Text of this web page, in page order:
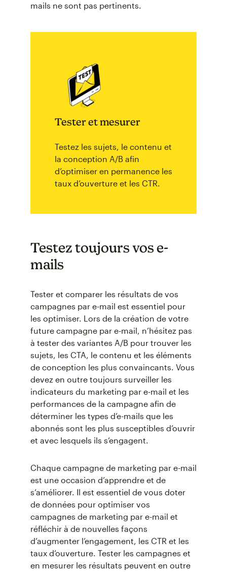
mails ne sont pas pertinents.
Tester et mesurer
Testez les sujets, le contenu et
la conception A/B afin
d’optimiser en permanence les
taux d’ouverture et les CTR.
Testez toujours vos e-
mails
Tester et comparer les résultats de vos
campagnes par e-mail est essentiel pour
les optimiser. Lors de la création de votre
future campagne par e-mail, n’hésitez pas
à tester des variantes A/B pour trouver les
sujets, les CTA, le contenu et les éléments
de conception les plus convaincants. Vous
devez en outre toujours surveiller les
indicateurs du marketing par e-mail et les
performances de la campagne afin de
déterminer les types d’e-mails que les
abonnés sont les plus susceptibles d’ouvrir
et avec lesquels ils s’engagent.
Chaque campagne de marketing par e-mail
est une occasion d’apprendre et de
s’améliorer. Il est essentiel de vous doter
de données pour optimiser vos
campagnes de marketing par e-mail et
réfléchir à de nouvelles façons
d’augmenter l’engagement, les CTR et les
taux d’ouverture. Tester les campagnes et
en mesurer les résultats peuvent en outre